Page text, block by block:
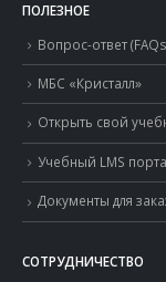
ПОЛЕЗНОЕ
Вопрос-ответ
МБС «Кристалл»
Открыть свой
Учебный LMS
Документы для
СОТРУДНИЧЕСТВО